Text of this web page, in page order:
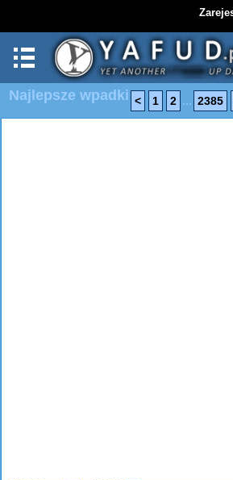
Najlepsze wpadki < 1 2 ... 2385